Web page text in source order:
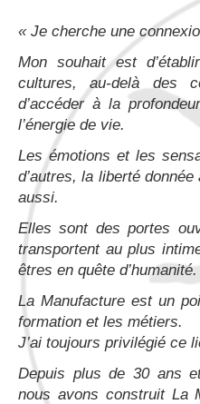
« Je cherche une
Mon souhait est
cultures, au-delà des
d’accéder à la
l’énergie de vie.
Les émotions et les
d’autres, la liberté
aussi.
Elles sont des portes
transportent au plus
êtres en quête d’humanité.
La Manufacture est un
formation et les métiers.
J’ai toujours privilégié ce
Depuis plus de 30 ans
nous avons construit La